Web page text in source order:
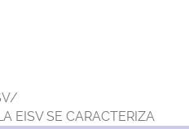
EISV SE CARACTERIZA